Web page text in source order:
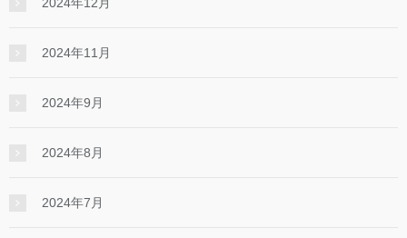
2024年12月
2024年11月
2024年9月
2024年8月
2024年7月